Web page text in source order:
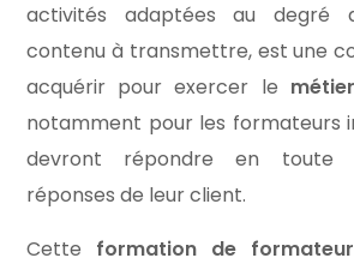
activités adaptées au degré
contenu à transmettre, est une
acquérir pour exercer le
notamment pour les formateurs
devront répondre en toute
réponses de leur client.
Cette formation de formateur